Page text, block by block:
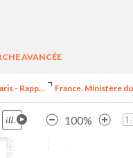
AVANCÉE
- Rapp... France. Ministère
100%